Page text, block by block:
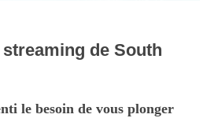
de South
le besoin de vous plonger